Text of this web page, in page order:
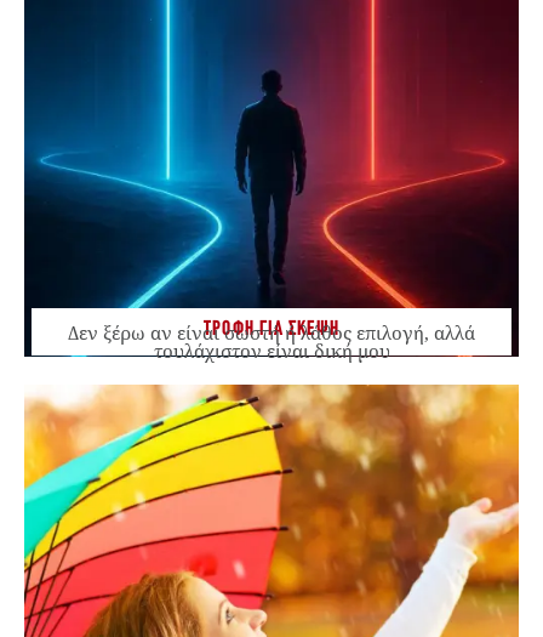
ΤΡΟΦΗ ΓΙΑ ΣΚΕΨΗ
Δεν ξέρω αν είναι σωστή ή λάθος επιλογή, αλλά
τουλάχιστον είναι δική μου